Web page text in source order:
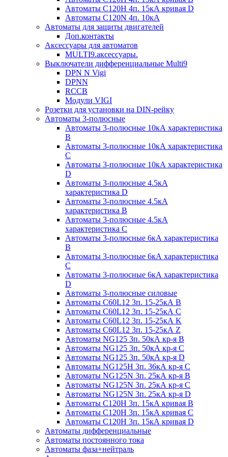
Автоматы С120H 4п. 15кА кривая D
Автоматы С120N 4п. 10кА
Автоматы для защиты двигателей
Доп.контакты
Аксессуары для автоматов
MULTI9.аксессуары.
Выключатели дифференциальные Multi9
DPN N Vigi
DPNN
RCCB
Модули VIGI
Розетки для установки на DIN-рейку
Автоматы 3-полюсные
Автоматы 3-полюсные 10кА характеристика
B
Автоматы 3-полюсные 10кА характеристика
C
Автоматы 3-полюсные 10кА характеристика
D
Автоматы 3-полюсные 4.5кА
характеристика D
Автоматы 3-полюсные 4.5кА
характеристика В
Автоматы 3-полюсные 4.5кА
характеристика С
Автоматы 3-полюсные 6кА характеристика
B
Автоматы 3-полюсные 6кА характеристика
C
Автоматы 3-полюсные 6кА характеристика
D
Автоматы 3-полюсные силовые
Автоматы C60L12 3п. 15-25кА B
Автоматы C60L12 3п. 15-25кА C
Автоматы C60L12 3п. 15-25кА K
Автоматы C60L12 3п. 15-25кА Z
Автоматы NG125 3п. 50кА кр-я B
Автоматы NG125 3п. 50кА кр-я C
Автоматы NG125 3п. 50кА кр-я D
Автоматы NG125H 3п. 36кА кр-я C
Автоматы NG125N 3п. 25кА кр-я B
Автоматы NG125N 3п. 25кА кр-я C
Автоматы NG125N 3п. 25кА кр-я D
Автоматы С120Н 3п. 15кА кривая B
Автоматы С120Н 3п. 15кА кривая C
Автоматы С120Н 3п. 15кА кривая D
Автоматы дифференциальные
Автоматы постоянного тока
Автоматы фаза+нейтраль